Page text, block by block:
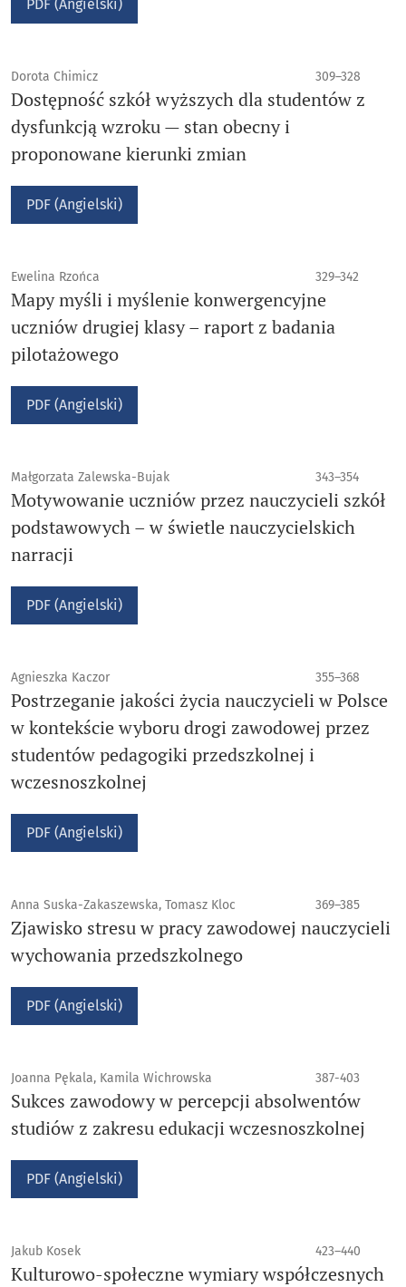
PDF (Angielski)
Dorota Chimicz 309–328
Dostępność szkół wyższych dla studentów z
dysfunkcją wzroku — stan obecny i
proponowane kierunki zmian
PDF (Angielski)
Ewelina Rzońca 329–342
Mapy myśli i myślenie konwergencyjne
uczniów drugiej klasy – raport z badania
pilotażowego
PDF (Angielski)
Małgorzata Zalewska-Bujak 343–354
Motywowanie uczniów przez nauczycieli szkół
podstawowych – w świetle nauczycielskich
narracji
PDF (Angielski)
Agnieszka Kaczor 355–368
Postrzeganie jakości życia nauczycieli w Polsce
w kontekście wyboru drogi zawodowej przez
studentów pedagogiki przedszkolnej i
wczesnoszkolnej
PDF (Angielski)
Anna Suska-Zakaszewska, Tomasz Kloc 369–385
Zjawisko stresu w pracy zawodowej nauczycieli
wychowania przedszkolnego
PDF (Angielski)
Joanna Pękala, Kamila Wichrowska 387-403
Sukces zawodowy w percepcji absolwentów
studiów z zakresu edukacji wczesnoszkolnej
PDF (Angielski)
Jakub Kosek 423–440
Kulturowo-społeczne wymiary współczesnych